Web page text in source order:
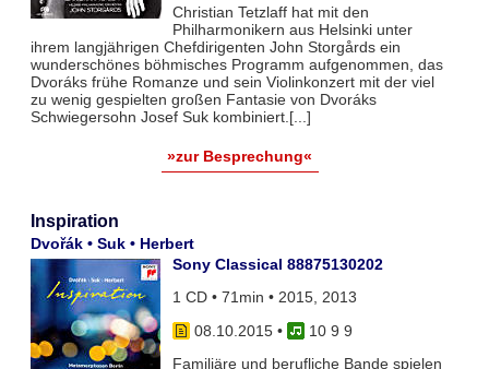
Christian Tetzlaff hat mit den
Philharmonikern aus Helsinki unter
ihrem langjährigen Chefdirigenten John Storgårds ein
wunderschönes böhmisches Programm aufgenommen, das
Dvoráks frühe Romanze und sein Violinkonzert mit der viel
zu wenig gespielten großen Fantasie von Dvoráks
Schwiegersohn Josef Suk kombiniert.[...]
»zur Besprechung«
Inspiration
Dvořák • Suk • Herbert
Sony Classical 88875130202
1 CD • 71min • 2015, 2013
08.10.2015•
10 9 9
Familiäre und berufliche Bande spielen